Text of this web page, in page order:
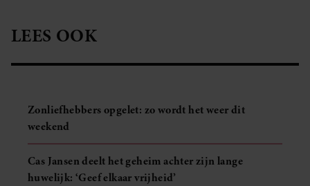
LEES OOK
Zonliefhebbers opgelet: zo wordt het weer dit
weekend
Cas Jansen deelt het geheim achter zijn lange
huwelijk: ‘Geef elkaar vrijheid’